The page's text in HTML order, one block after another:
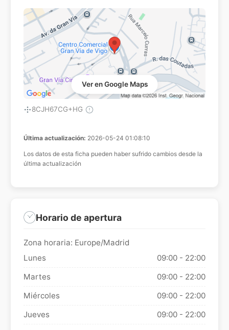
Ver en Google Maps
8CJH67CG+HG
Última actualización: 2026-05-24 01:08:10
Los datos de esta ficha pueden haber sufrido cambios desde la
última actualización
Horario de apertura
Zona horaria: Europe/Madrid
Lunes
09:00 - 22:00
Martes
09:00 - 22:00
Miércoles
09:00 - 22:00
Jueves
09:00 - 22:00